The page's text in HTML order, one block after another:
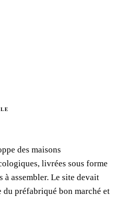
des maisons
livrées sous forme
à assembler. Le site devait
du préfabriqué bon marché et